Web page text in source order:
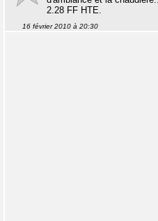
2.28 FF HTE.
16 février 2010 à 20:30